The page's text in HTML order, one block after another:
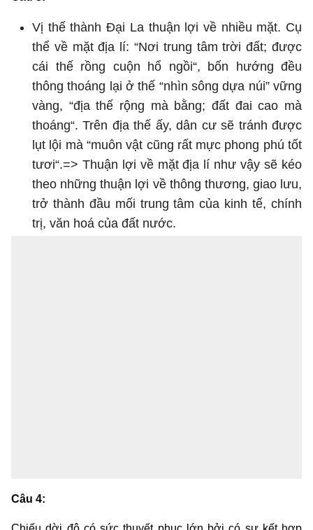
Vị thế thành Đại La thuận lợi về nhiều mặt. Cụ
thể về mặt địa lí: “Nơi trung tâm trời đất; được
cái thế rồng cuộn hổ ngồi“, bốn hướng đều
thông thoáng lại ở thế “nhìn sông dựa núi” vững
vàng, “địa thế rộng mà bằng; đất đai cao mà
thoáng“. Trên địa thế ấy, dân cư sẽ tránh được
lụt lội mà “muôn vật cũng rất mực phong phú tốt
tươi“.=> Thuận lợi về mặt địa lí như vậy sẽ kéo
theo những thuận lợi về thông thương, giao lưu,
trở thành đầu mối trung tâm của kinh tế, chính
trị, văn hoá của đất nước.
Câu 4: